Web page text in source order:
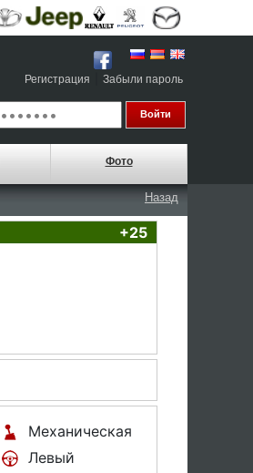
Регистрация Забыли пароль
Фото
Назад
+25
Механическая
Левый